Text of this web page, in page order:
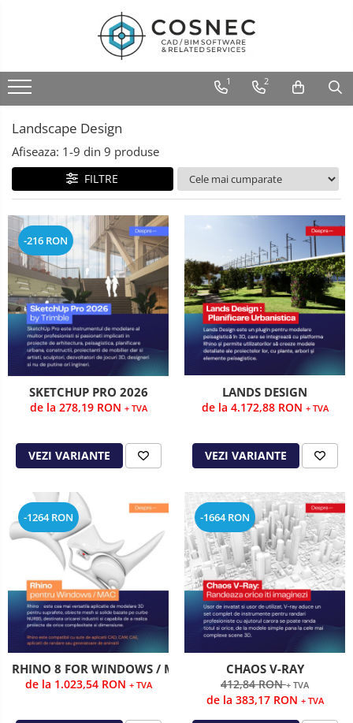
1 2
Landscape Design
Afiseaza: 1-9 din 9 produse
FILTRE
-216 RON
SKETCHUP PRO 2026
de la 278,19 RON + TVA
VEZI VARIANTE
LANDS DESIGN
de la 4.172,88 RON + TVA
VEZI VARIANTE
-1264 RON
RHINO 8 FOR WINDOWS / MAC
de la 1.023,54 RON + TVA
-1664 RON
CHAOS V-RAY
412,84 RON+ TVA
de la 383,17 RON + TVA